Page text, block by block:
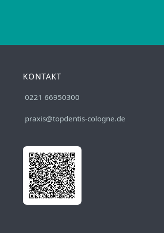
KONTAKT
0221 66950300
praxis@topdentis-cologne.de